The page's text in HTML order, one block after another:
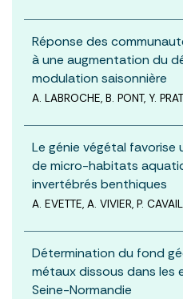
Réponse des
à une augmentation du
modulation saisonnière
A. LABROCHE, B. PONT, Y.
Le génie végétal favorise
de micro-habitats
invertébrés benthiques
A. EVETTE, A. VIVIER, P.
Détermination du fond
métaux dissous dans les
Seine-Normandie